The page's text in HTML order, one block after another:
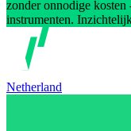
zonder onnodige
instrumenten.
Netherland